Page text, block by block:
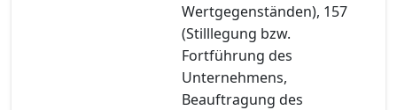
Wertgegenständen), 157
(Stilllegung bzw.
Fortführung des
Unternehmens,
Beauftragung des